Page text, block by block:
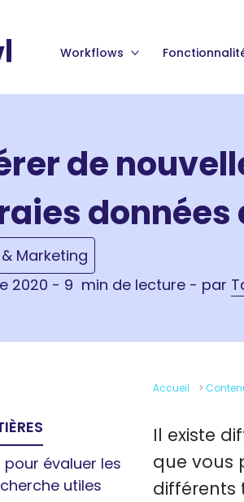
Workflows
de
données
Marketing
2020 - 9 min de lecture - par
évaluer les
utiles
Accueil >
Il existe
que vous
différents